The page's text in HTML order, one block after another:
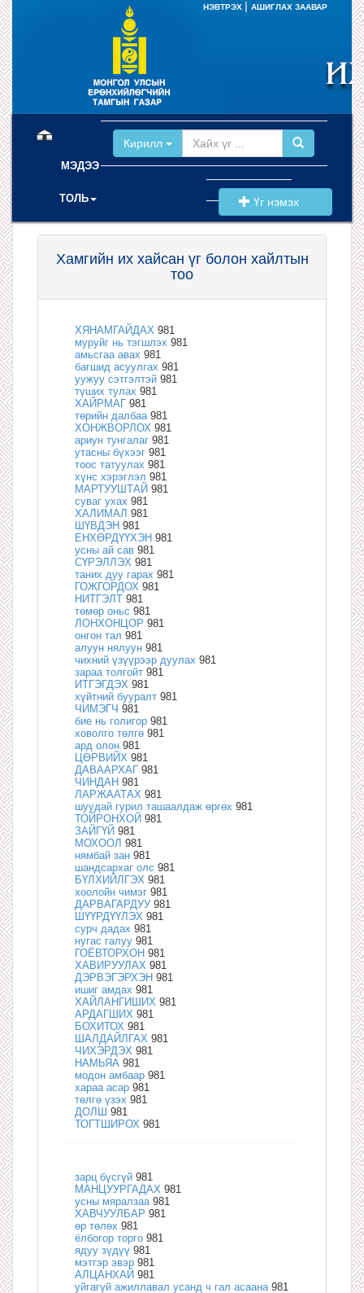
НЭВТРЭХ АШИГЛАХ ЗААВАР
МЭДЭЭ
ТОЛЬ
Кирилл
Үг нэмэх
Хамгийн их хайсан үг болон хайлтын
тоо
ХЯНАМГАЙДАХ 981
муруйг нь тэгшлэх 981
амьсгаа авах 981
багшид асуулгах 981
уужуу сэтгэлтэй 981
түших тулах 981
ХАЙРМАГ 981
төрийн далбаа 981
ХОНЖВОРЛОХ 981
ариун тунгалаг 981
утасны бүхээг 981
тоос татуулах 981
хүнс хэрэглэл 981
МАРТУУШТАЙ 981
суваг ухах 981
ХАЛИМАЛ 981
ШҮВДЭН 981
ЕНХӨРДҮҮХЭН 981
усны ай сав 981
СҮРЭЛЛЭХ 981
таних дуу гарах 981
ГОЖГОРДОХ 981
НИТГЭЛТ 981
төмөр оньс 981
ЛОНХОНЦОР 981
онгон тал 981
алуун нялуун 981
чихний үзүүрээр дуулах 981
зараа толгойт 981
ИТГЭГДЭХ 981
хүйтний бууралт 981
ЧИМЭГЧ 981
бие нь голигор 981
ховолго төлгө 981
ард олон 981
ЦӨРВИЙХ 981
ДАВААРХАГ 981
ЧИНДАН 981
ЛАРЖААТАХ 981
шуудай гурил ташаалдаж өргөх 981
ТОЙРОНХОЙ 981
ЗАЙГҮЙ 981
МОХООЛ 981
нямбай зан 981
шандсархаг олс 981
БҮЛХИЙЛГЭХ 981
хоолойн чимэг 981
ДАРВАГАРДУУ 981
ШҮҮРДҮҮЛЭХ 981
сурч дадах 981
нугас галуу 981
ГОЁВТОРХОН 981
ХАВИРУУЛАХ 981
ДЭРВЭГЭРХЭН 981
ишиг амдах 981
ХАЙЛАНГИШИХ 981
АРДАГШИХ 981
БОХИТОХ 981
ШАЛДАЙЛГАХ 981
ЧИХЭРДЭХ 981
НАМЬЯА 981
модон амбаар 981
хараа асар 981
төлгө үзэх 981
ДОЛШ 981
ТОГТШИРОХ 981
зарц бүсгүй 981
МАНЦУУРГАДАХ 981
усны мяралзаа 981
ХАВЧУУЛБАР 981
өр төлөх 981
ёлбогор торго 981
ядуу зүдүү 981
мэтгэр эвэр 981
АЛЦАНХАЙ 981
уйгагүй ажиллавал усанд ч гал асаана 981